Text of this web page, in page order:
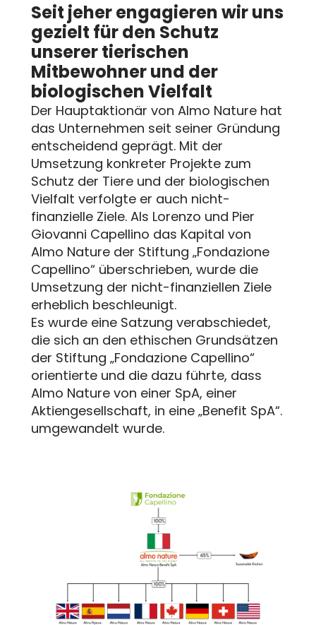
Seit jeher engagieren wir uns
gezielt für den Schutz
unserer tierischen
Mitbewohner und der
biologischen Vielfalt
Der Hauptaktionär von Almo Nature hat
das Unternehmen seit seiner Gründung
entscheidend geprägt. Mit der
Umsetzung konkreter Projekte zum
Schutz der Tiere und der biologischen
Vielfalt verfolgte er auch nicht-
finanzielle Ziele. Als Lorenzo und Pier
Giovanni Capellino das Kapital von
Almo Nature der Stiftung „Fondazione
Capellino“ überschrieben, wurde die
Umsetzung der nicht-finanziellen Ziele
erheblich beschleunigt.
Es wurde eine Satzung verabschiedet,
die sich an den ethischen Grundsätzen
der Stiftung „Fondazione Capellino“
orientierte und die dazu führte, dass
Almo Nature von einer SpA, einer
Aktiengesellschaft, in eine „Benefit SpA“.
umgewandelt wurde.